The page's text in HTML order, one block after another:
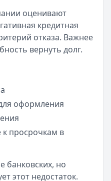
Госуслуги: где
ускоряет
Bigmani Ru: как
займа от Bigmani
г.
оценивают
кредитная
отказа. Важнее
вернуть долг.
оформления
просрочкам в
банковских, но
этот недостаток.